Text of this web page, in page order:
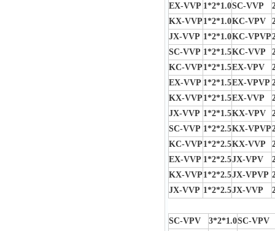
EX-VVP 1*2*1.0SC-VVP
KX-VVP 1*2*1.0KC-VPV
JX-VVP 1*2*1.0KC-VPVP
SC-VVP 1*2*1.5KC-VVP
KC-VVP 1*2*1.5EX-VPV
EX-VVP 1*2*1.5EX-VPVP
KX-VVP 1*2*1.5EX-VVP
JX-VVP 1*2*1.5KX-VPV
SC-VVP 1*2*2.5KX-VPVP
KC-VVP 1*2*2.5KX-VVP
EX-VVP 1*2*2.5JX-VPV
KX-VVP 1*2*2.5JX-VPVP
JX-VVP 1*2*2.5JX-VVP
SC-VPV 3*2*1.0SC-VPV